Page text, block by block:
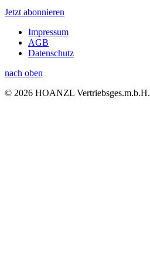
Jetzt abonnieren
Impressum
AGB
Datenschutz
nach oben
© 2026 HOANZL Vertriebsges.m.b.H.